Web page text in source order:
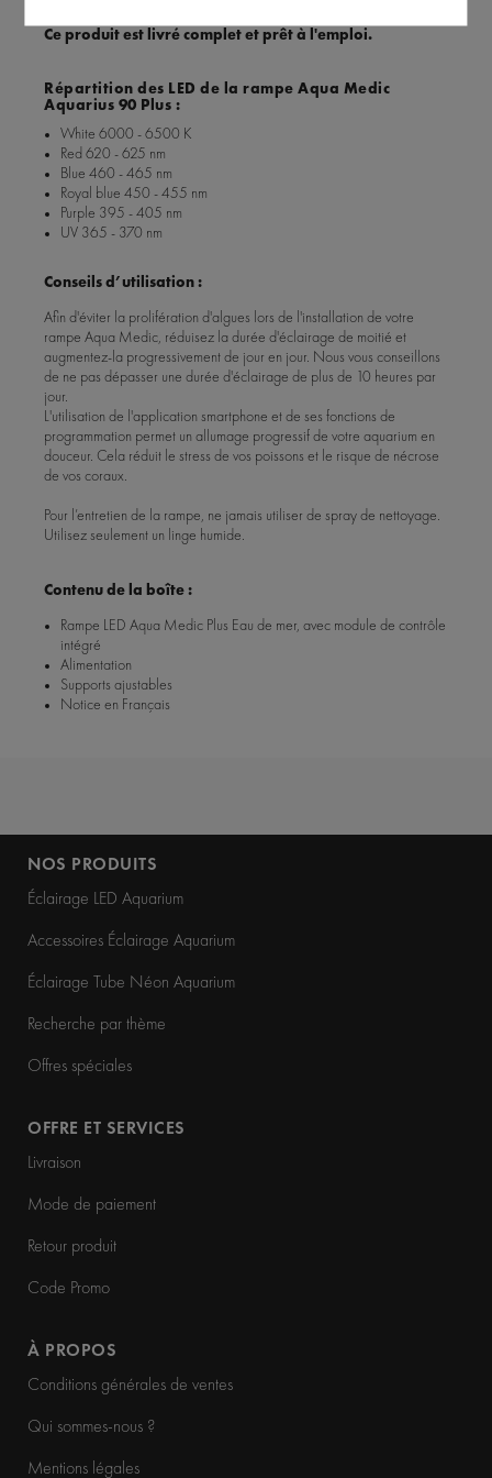
Ce produit est livré complet et prêt à l'emploi.
Répartition des LED de la rampe Aqua Medic
Aquarius 90 Plus :
White 6000 - 6500 K
Red 620 - 625 nm
Blue 460 - 465 nm
Royal blue 450 - 455 nm
Purple 395 - 405 nm
UV 365 - 370 nm
Conseils d’utilisation :
Afin d'éviter la prolifération d'algues lors de l'installation de votre
rampe Aqua Medic, réduisez la durée d'éclairage de moitié et
augmentez-la progressivement de jour en jour. Nous vous conseillons
de ne pas dépasser une durée d'éclairage de plus de 10 heures par
jour.
L'utilisation de l'application smartphone et de ses fonctions de
programmation permet un allumage progressif de votre aquarium en
douceur. Cela réduit le stress de vos poissons et le risque de nécrose
de vos coraux.
Pour l’entretien de la rampe, ne jamais utiliser de spray de nettoyage.
Utilisez seulement un linge humide.
Contenu de la boîte :
Rampe LED Aqua Medic Plus Eau de mer, avec module de contrôle
intégré
Alimentation
Supports ajustables
Notice en Français
NOS PRODUITS
Éclairage LED Aquarium
Accessoires Éclairage Aquarium
Éclairage Tube Néon Aquarium
Recherche par thème
Offres spéciales
OFFRE ET SERVICES
Livraison
Mode de paiement
Retour produit
Code Promo
À PROPOS
Conditions générales de ventes
Qui sommes-nous ?
Mentions légales